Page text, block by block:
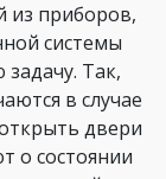
из приборов,
системы
Так,
в случае
двери
о состоянии